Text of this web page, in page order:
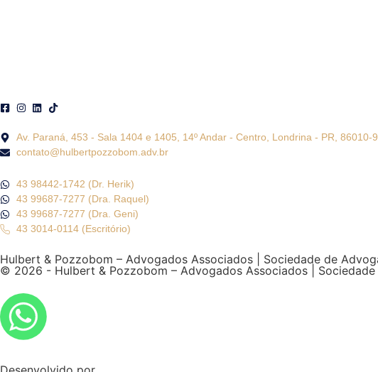
Av. Paraná, 453 - Sala 1404 e 1405, 14º Andar - Centro, Londrina - PR, 86010-
contato@hulbertpozzobom.adv.br
43 98442-1742 (Dr. Herik)
43 99687-7277 (Dra. Raquel)
43 99687-7277 (Dra. Geni)
43 3014-0114 (Escritório)
Hulbert & Pozzobom – Advogados Associados | Sociedade de
© 2026 - Hulbert & Pozzobom – Advogados Associados | Sociedade